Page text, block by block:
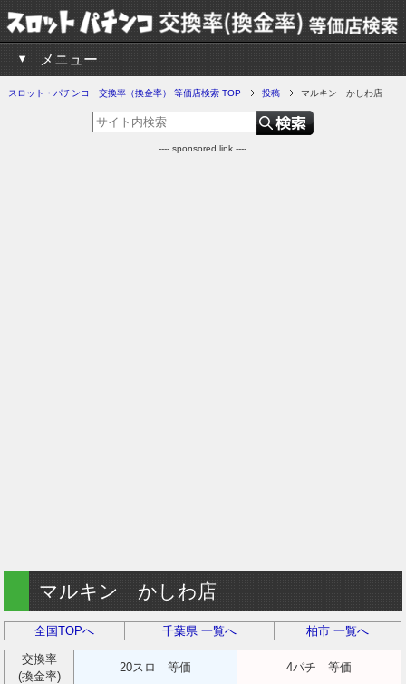
メニュー
スロット・パチンコ 交換率（換金率） 等価店検索 TOP 投稿 マルキン かしわ店
---- sponsored link ----
マルキン かしわ店
全国TOPへ 千葉県 一覧へ 柏市 一覧へ
交換率
(換金率)
20スロ 等価
4パチ 等価